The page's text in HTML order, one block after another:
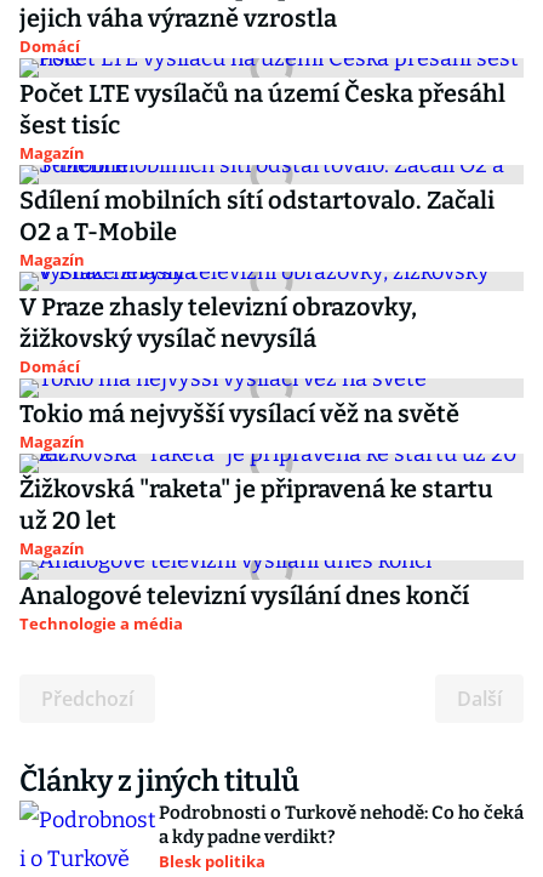
jejich váha výrazně vzrostla
Domácí
Počet LTE vysílačů na území Česka přesáhl
šest tisíc
Magazín
Sdílení mobilních sítí odstartovalo. Začali
O2 a T-Mobile
Magazín
V Praze zhasly televizní obrazovky,
žižkovský vysílač nevysílá
Domácí
Tokio má nejvyšší vysílací věž na světě
Magazín
Žižkovská "raketa" je připravená ke startu
už 20 let
Magazín
Analogové televizní vysílání dnes končí
Technologie a média
Předchozí Další
Články z jiných titulů
Podrobnosti o Turkově nehodě: Co ho čeká
a kdy padne verdikt?
Blesk politika